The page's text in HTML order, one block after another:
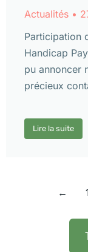
Actualités
Participation
Handicap
pu annoncer
précieux
Lire la suite
←